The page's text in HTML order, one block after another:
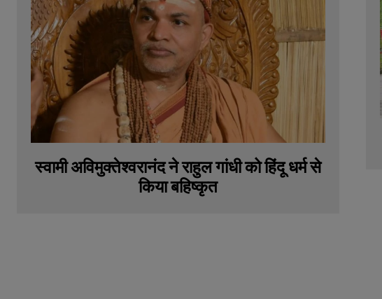
स्वामी अविमुक्तेश्वरानंद ने राहुल गांधी को हिंदू धर्म से
किया बहिष्कृत